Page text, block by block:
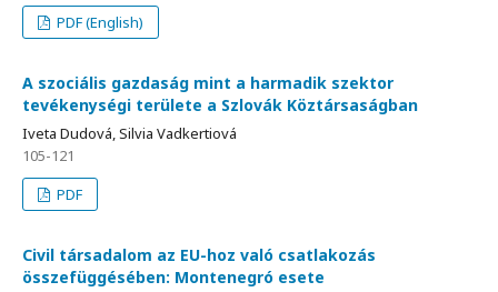
PDF (English)
A szociális gazdaság mint a harmadik szektor
tevékenységi területe a Szlovák Köztársaságban
Iveta Dudová, Silvia Vadkertiová
105-121
PDF
Civil társadalom az EU-hoz való csatlakozás
összefüggésében: Montenegró esete